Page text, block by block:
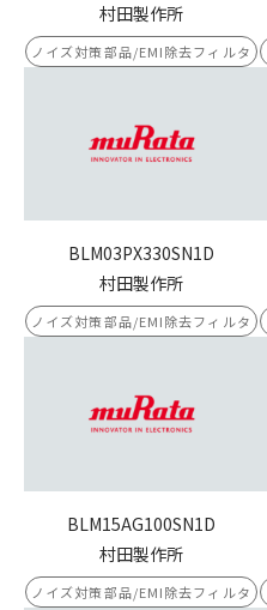
村田製作所
ノイズ対策部品/EMI除去フィルタ
BLM03PX330SN1D
村田製作所
ノイズ対策部品/EMI除去フィルタ
BLM15AG100SN1D
村田製作所
ノイズ対策部品/EMI除去フィルタ